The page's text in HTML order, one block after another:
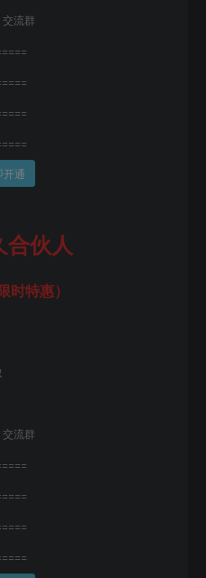
流群
开通
合伙人
特惠）
流群